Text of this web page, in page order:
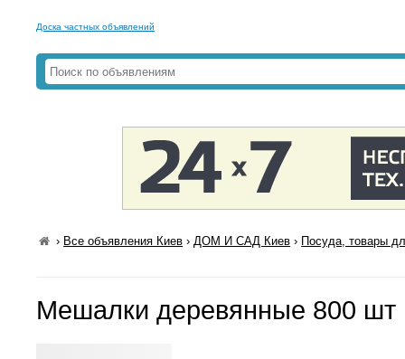
Доска частных объявлений
› Все объявления Киев ›ДОМ И САД Киев › Посуда, товары
Мешалки деревянные 800 шт